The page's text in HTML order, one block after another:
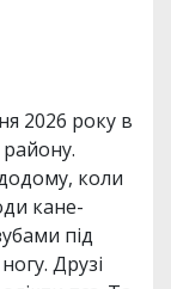
2026 року в
коли
кане-
під
Друзі